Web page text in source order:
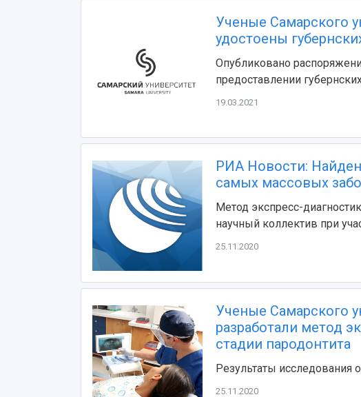
Ученые Самарского
удостоены
Опубликовано
предоставлении
19.03.2021
РИА Новости:
самых массовых
Метод экспресс-
научный коллектив при
25.11.2020
Ученые Самарского
разработали метод
стадии пародонтита
Результаты исследования
25.11.2020